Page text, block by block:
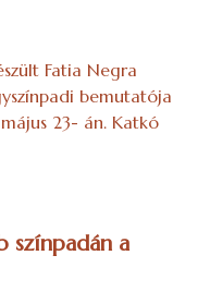
Fatia Negra
bemutatója
23- án. Katkó
színpadán a